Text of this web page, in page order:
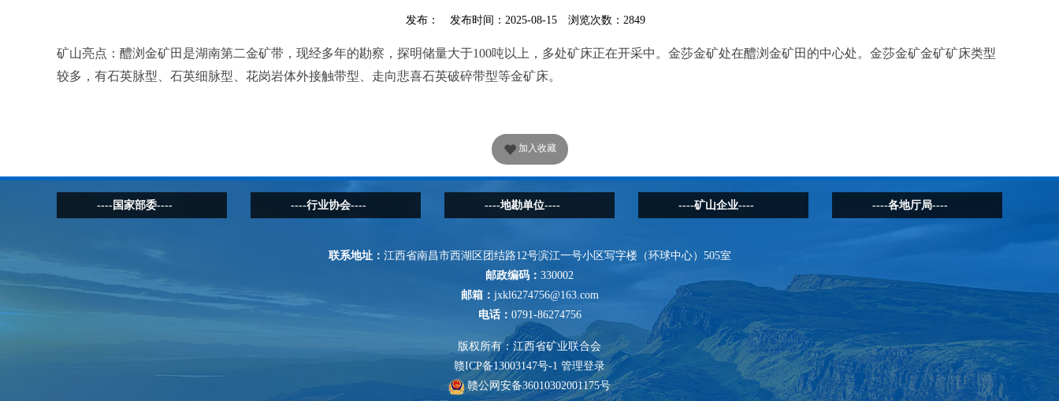
发布： 发布时间：2025-08-15 浏览次数： 2849
矿山亮点： 醴浏金矿田是湖南第二金矿带，现经多年的勘察，探明储量大于100吨以上，多处矿床正在开采中。金莎金矿处在醴浏金矿田的中心处。金莎金矿金矿矿床类型
较多，有石英脉型、石英细脉型、花岗岩体外接触带型、走向悲喜石英破碎带型等金矿床。
加入收藏
----国家部委---- ----行业协会---- ----地勘单位---- ----矿山企业---- ----各地厅局----
联系地址： 江西省南昌市西湖区团结路12号滨江一号小区写字楼（环球中心）505室
邮政编码： 330002
邮箱： jxkl6274756@163.com
电话： 0791-86274756
版权所有：江西省矿业联合会
赣ICP备13003147号-1 管理登录
赣公网安备36010302001175号